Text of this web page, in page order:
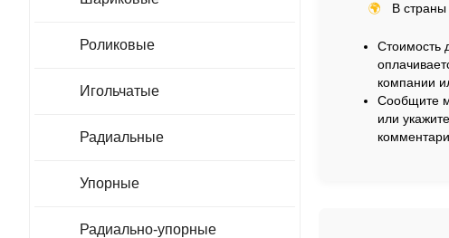
🌍 В
Стоимость
компании
Сообщите
или
Роликовые
Игольчатые
Радиальные
Упорные
Радиально-упорные